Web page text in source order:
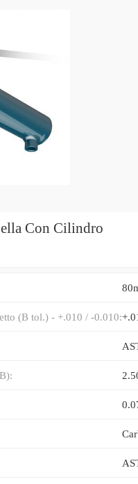
Con Cilindro
(B tol.) - +.010 / -0.010: